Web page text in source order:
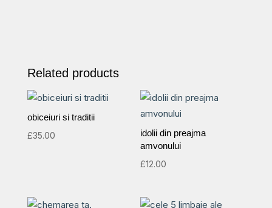
Related products
obiceiuri si traditii
£35.00
idolii din preajma
amvonului
£12.00